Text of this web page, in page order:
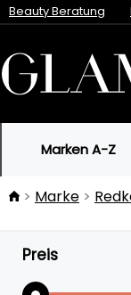
Beauty Beratung
Marken A-Z
Marke
Preis